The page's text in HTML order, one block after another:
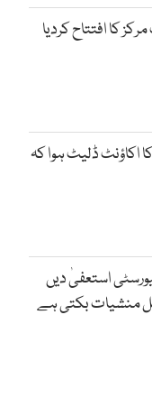
کا افتتاح کردیا
اکاؤنٹ ڈلیٹ ہوا کہ
استعفیٰ دیں
منشیات بکتی ہے